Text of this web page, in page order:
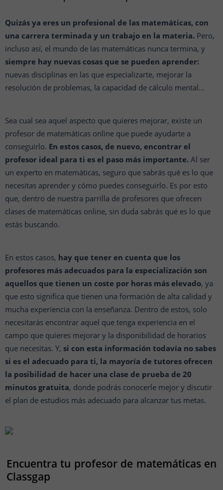
Quizás ya eres un profesional de las matemáticas, con
una carrera terminada y un trabajo en la materia. Pero,
incluso así, el mundo de las matemáticas nunca termina, y
siempre hay nuevas cosas que se pueden aprender:
nuevas disciplinas en las que especializarte, mejorar la
resolución de problemas, la capacidad de cálculo mental…
Sea cual sea aquel aspecto que quieres mejorar, existe un
profesor de matemáticas online que puede ayudarte a
conseguirlo. En estos casos, de nuevo, encontrar el
profesor ideal para ti es el paso más importante. Al ser
un experto en matemáticas, seguro que sabrás qué es lo que
necesitas aprender y cómo puedes conseguirlo. Es por esto
que, dentro de nuestra parrilla de profesores que ofrecen
clases de matemáticas online, sin duda sabrás qué es lo que
estás buscando.
En estos casos, hay que tener en cuenta que los
profesores más adecuados para la especialización son
aquellos que tienen un coste por horas más elevado, ya
que esto significa que tienen una formación de alta calidad y
mucha experiencia con la enseñanza. Dentro de estos, solo
necesitarás encontrar aquel que tenga experiencia en el
campo que quieres mejorar y la disponibilidad de horarios
que necesitas. Y, si con esta información todavía no sabes
si es el adecuado para ti, la mayoría de tutores ofrecen
la posibilidad de hacer una clase de prueba de 20
minutos gratuita, donde podrás conocerle mejor y discutir
el plan de estudios más adecuado para alcanzar tus metas.
Encuentra tu profesor de matemáticas en
Classgap